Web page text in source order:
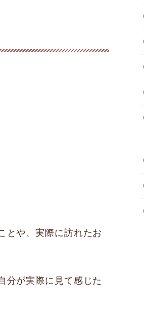
とや、実際に訪れたお
分が実際に見て感じた